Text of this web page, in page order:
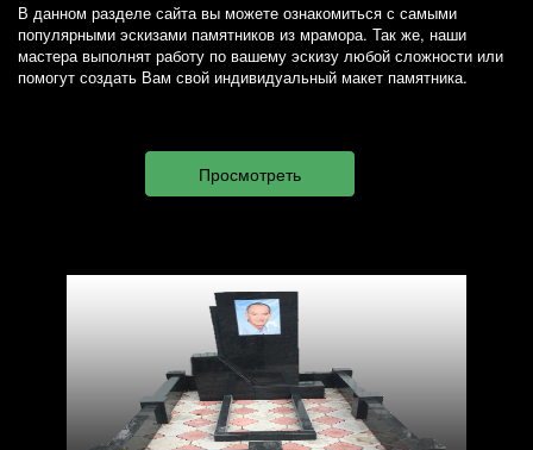
В данном разделе сайта вы можете ознакомиться с самыми
популярными эскизами памятников из мрамора. Так же, наши
мастера выполнят работу по вашему эскизу любой сложности или
помогут создать Вам свой индивидуальный макет памятника.